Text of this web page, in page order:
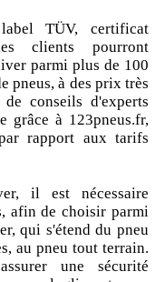
TÜV, certificat
clients pourront
parmi plus de 100
pneus, à des prix très
conseils d'experts
grâce à 123pneus.fr,
rapport aux tarifs
il est nécessaire
afin de choisir parmi
qui s'étend du pneu
au pneu tout terrain.
une sécurité